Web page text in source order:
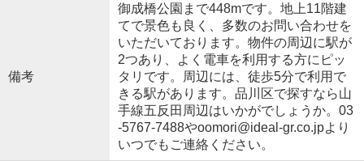
備考
御成橋公園まで448mです。地上11階建
てで景色も良く、多数のお問い合わせを
いただいております。物件の周辺に駅が
2つあり、よく電車を利用する方にピッ
タリです。周辺には、徒歩5分で利用で
きる駅があります。品川区で探すなら山
手線五反田周辺はいかがでしょうか。03
-5767-7488やoomori@ideal-gr.co.jpより
いつでもご連絡ください。